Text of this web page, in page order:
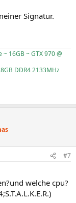
Signatur.
16GB ~ GTX 970 @
DDR4 2133MHz
#7
welche cpu?